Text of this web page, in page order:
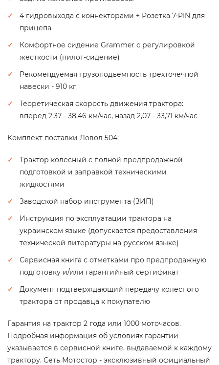
4 гидровыхода с коннекторами + Розетка 7-PIN для
прицепа
Комфортное сидение Grammer с регулировкой
жесткости (пилот-сидение)
Рекомендуемая грузоподъемность трехточечной
навески - 910 кг
Теоретическая скорость движения трактора:
вперед 2,37 - 38,46 км/час, назад 2,07 - 33,71 км/час
Комплект поставки Ловол 504:
Трактор колесный с полной предпродажной
подготовкой и заправкой техническими
жидкостями
Заводской набор инструмента (ЗИП)
Инструкция по эксплуатации трактора на
украинском языке (допускается предоставления
технической литературы на русском языке)
Сервисная книга с отметками про предпродажную
подготовку и/или гарантийный сертификат
Документ подтверждающий передачу колесного
трактора от продавца к покупателю
Гарантия на трактор 2 года или 1000 моточасов.
Подробная информация об условиях гарантии
указывается в сервисной книге, выдаваемой к каждому
трактору. Сеть Мотостор - эксклюзивный официальный